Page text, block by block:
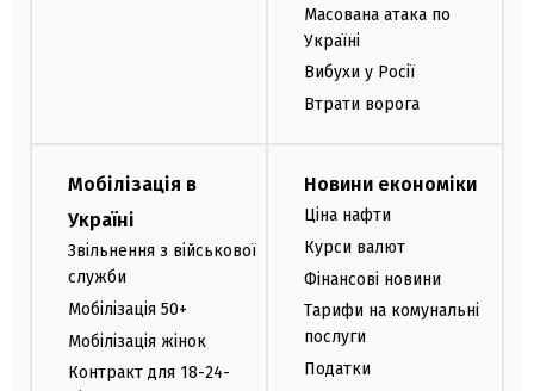
Масована атака по
Україні
Вибухи у Росії
Втрати ворога
Мобілізація в
Україні
Звільнення з військової
служби
Мобілізація 50+
Мобілізація жінок
Контракт для 18-24-
Новини економіки
Ціна нафти
Курси валют
Фінансові новини
Тарифи на комунальні
послуги
Податки